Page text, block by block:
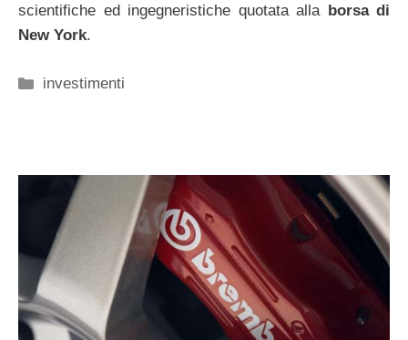
scientifiche ed ingegneristiche quotata alla borsa di
New York.
Categorie
investimenti